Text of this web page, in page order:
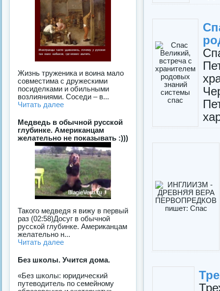
Жизнь труженика и воина мало
совместима с дружескими
посиделками и обильными
возлияниями. Соседи – в...
Читать далее
Медведь в обычной русской
глубинке. Американцам
желательно не показывать :)))
Такого медведя я вижу в первый
раз (02:58)Досуг в обычной
русской глубинке. Американцам
желательно н...
Читать далее
Без школы. Учится дома.
«Без школы: юридический
путеводитель по семейному